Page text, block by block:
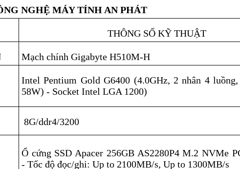
NGHỆ MÁY TÍNH AN PHÁT
THÔNG SỐ KỸ THUẬT
Mạch chính Gigabyte H510M-H
Intel Pentium Gold G6400 (4.0GHz, 2 nhân 4
58W) - Socket Intel LGA 1200)
8G/ddr4/3200
Ổ cứng SSD Apacer 256GB AS2280P4 M.2 NVMe
- Tốc độ đọc/ghi: Up to 2100MB/s, Up to 1300MB/s